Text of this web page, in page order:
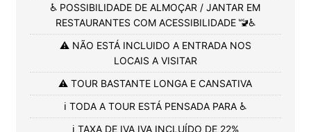
♿ POSSIBILIDADE DE ALMOÇAR / JANTAR EM
RESTAURANTES COM ACESSIBILIDADE 🚾♿
⚠️ NÃO ESTÁ INCLUIDO A ENTRADA NOS
LOCAIS A VISITAR
⚠️ TOUR BASTANTE LONGA E CANSATIVA
ℹ️ TODA A TOUR ESTÁ PENSADA PARA ♿
ℹ️ TAXA DE IVA IVA INCLUÍDO DE 22%